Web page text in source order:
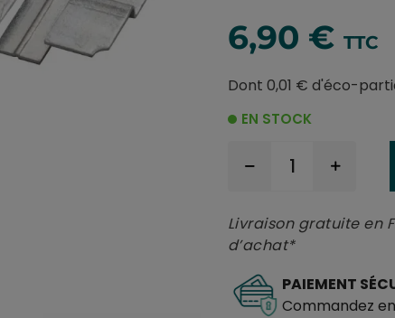
6,90 € TTC
Dont 0,01 € d'éco-
EN STOCK
Livraison gratuite en
d’achat*
PAIEMENT
Commandez